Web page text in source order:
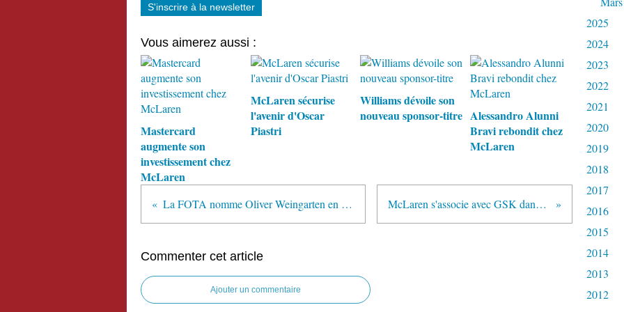
S'inscrire à la newsletter
Vous aimerez aussi :
Mastercard
augmente son
investissement chez
McLaren
McLaren sécurise
l'avenir d'Oscar
Piastri
Williams dévoile son
nouveau sponsor-titre Alessandro Alunni
Bravi rebondit chez
McLaren
La FOTA nomme Oliver Weingarten en tant que secrétaire général McLaren s'associe avec GSK dans un accord stratégique
Commenter cet article
Ajouter un commentaire
2025
2024
2023
2022
2021
2020
2019
2018
2017
2016
2015
2014
2013
2012